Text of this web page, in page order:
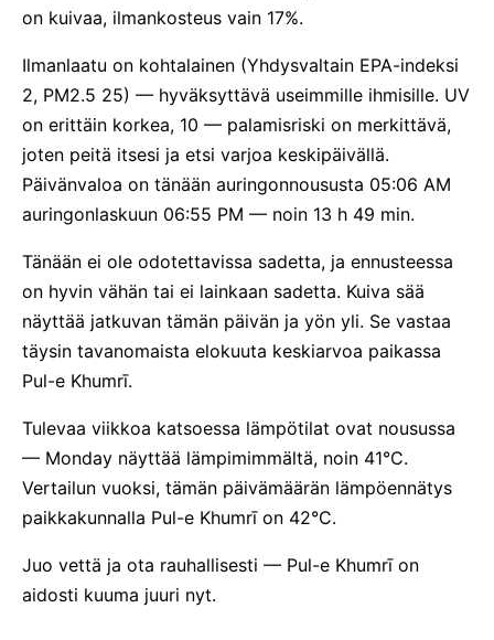
on kuivaa, ilmankosteus vain 17%.
Ilmanlaatu on kohtalainen (Yhdysvaltain EPA-indeksi
2, PM2.5 25) — hyväksyttävä useimmille ihmisille. UV
on erittäin korkea, 10 — palamisriski on merkittävä,
joten peitä itsesi ja etsi varjoa keskipäivällä.
Päivänvaloa on tänään auringonnoususta 05:06 AM
auringonlaskuun 06:55 PM — noin 13 h 49 min.
Tänään ei ole odotettavissa sadetta, ja ennusteessa
on hyvin vähän tai ei lainkaan sadetta. Kuiva sää
näyttää jatkuvan tämän päivän ja yön yli. Se vastaa
täysin tavanomaista elokuuta keskiarvoa paikassa
Pul-e Khumrī.
Tulevaa viikkoa katsoessa lämpötilat ovat nousussa
— Monday näyttää lämpimimmältä, noin 41°C.
Vertailun vuoksi, tämän päivämäärän lämpöennätys
paikkakunnalla Pul-e Khumrī on 42°C.
Juo vettä ja ota rauhallisesti — Pul-e Khumrī on
aidosti kuuma juuri nyt.